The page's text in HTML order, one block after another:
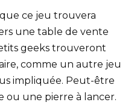
ce jeu trouvera
une table de vente
geeks trouveront
comme un autre jeu
impliquée. Peut-être
ou une pierre à lancer.